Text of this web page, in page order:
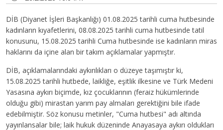
DİB (Diyanet İşleri Başkanlığı) 01.08.2025 tarihli cuma hutbesinde
kadınların kıyafetlerini, 08.08.2025 tarihli cuma hutbesinde tatil
konusunu, 15.08.2025 tarihli Cuma hutbesinde ise kadınların miras
haklarını da içine alan bir takım açıklamalar yapmıştır.
DİB, açıklamalarındaki aykırılıkları o düzeye taşımıştır ki,
15.08.2025 tarihli hutbede, laikliğe, eşitlik ilkesine ve Türk Medeni
Yasasına aykırı biçimde, kız çocuklarının (feraiz hükümlerinde
olduğu gibi) mirastan yarım pay almaları gerektiğini bile ifade
edebilmiştir. Söz konusu metinler, "Cuma hutbesi" adı altında
yayınlansalar bile; laik hukuk düzeninde Anayasaya aykırı oldukları